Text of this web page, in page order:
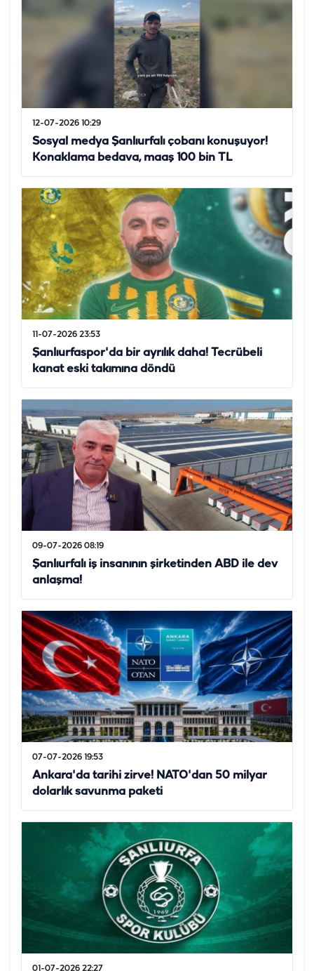
12-07-2026 10:29
Sosyal medya Şanlıurfalı çobanı konuşuyor!
Konaklama bedava, maaş 100 bin TL
11-07-2026 23:53
Şanlıurfaspor'da bir ayrılık daha! Tecrübeli
kanat eski takımına döndü
09-07-2026 08:19
Şanlıurfalı iş insanının şirketinden ABD ile dev
anlaşma!
07-07-2026 19:53
Ankara'da tarihi zirve! NATO'dan 50 milyar
dolarlık savunma paketi
01-07-2026 22:27